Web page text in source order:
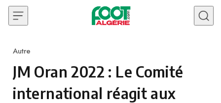
Skip to content
Category
Autre
JM Oran 2022 : Le Comité
international réagit aux